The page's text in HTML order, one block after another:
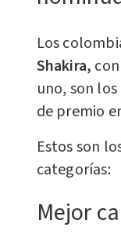
Los
Shakira,
uno, son
de premio
Estos son
categorías:
Mejor